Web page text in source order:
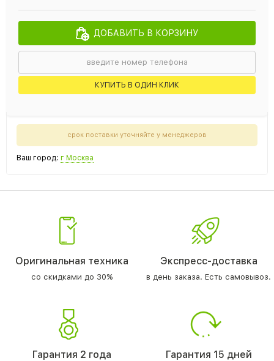
ДОБАВИТЬ В КОРЗИНУ
КУПИТЬ В ОДИН КЛИК
срок поставки уточняйте у менеджеров
Ваш город: г Москва
Оригинальная техника
со скидками до 30%
Экспресс-доставка
в день заказа. Есть самовывоз.
Гарантия 2 года Гарантия 15 дней